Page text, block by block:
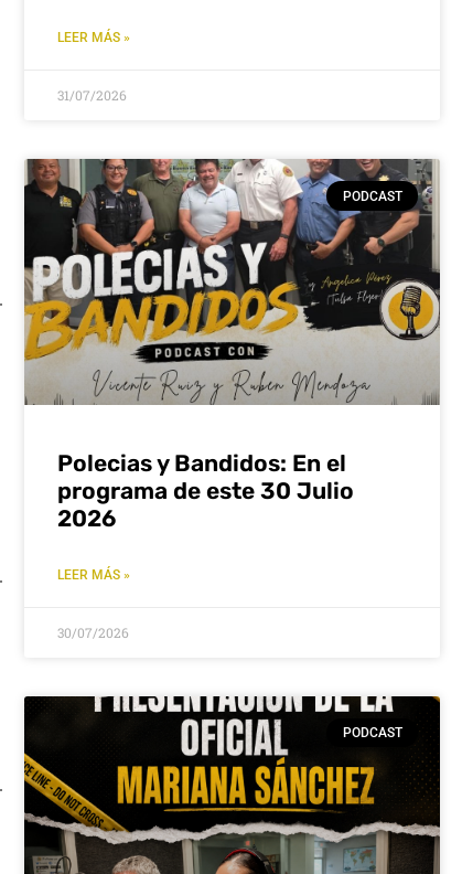
LEER MÁS »
31/07/2026
PODCAST
Polecias y Bandidos: En el
programa de este 30 Julio
2026
LEER MÁS »
30/07/2026
PODCAST